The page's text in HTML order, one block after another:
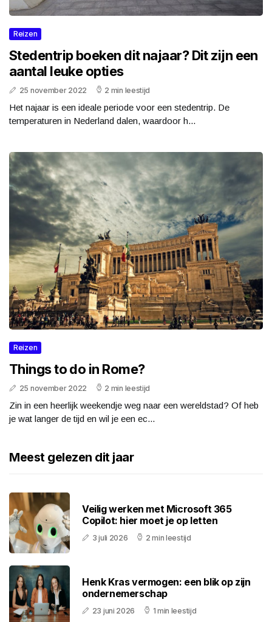
Reizen
Stedentrip boeken dit najaar? Dit zijn een
aantal leuke opties
25 november 2022 2 min leestijd
Het najaar is een ideale periode voor een stedentrip. De
temperaturen in Nederland dalen, waardoor h...
Reizen
Things to do in Rome?
25 november 2022 2 min leestijd
Zin in een heerlijk weekendje weg naar een wereldstad? Of heb
je wat langer de tijd en wil je een ec...
Meest gelezen dit jaar
Veilig werken met Microsoft 365
Copilot: hier moet je op letten
3 juli 2026 2 min leestijd
Henk Kras vermogen: een blik op zijn
ondernemerschap
23 juni 2026 1 min leestijd